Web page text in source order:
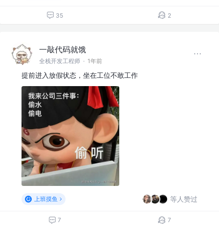
35 2
一敲代码就饿
全栈开发工程师 · 1年前
提前进入放假状态，坐在工位不敢工作
上班摸鱼 等人赞过
7 7